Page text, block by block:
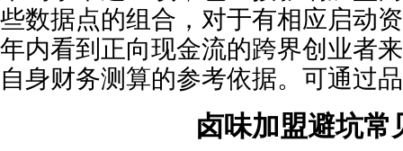
些数据点的组合，对于有相应启动
年内看到正向现金流的跨界创业者
自身财务测算的参考依据。可通过
卤味加盟避坑常